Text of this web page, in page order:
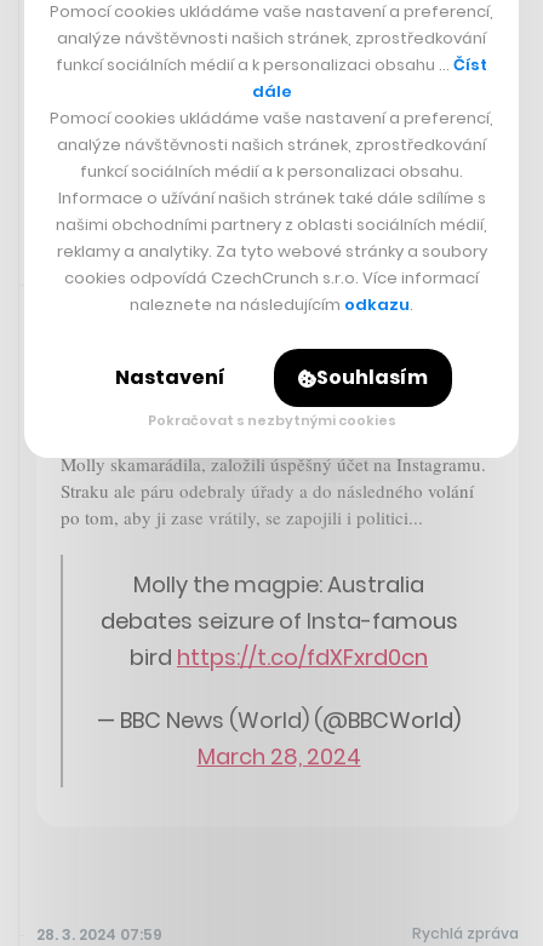
Naproti Štvanické lávce zakotvila
nová Holka. Vyrazit za ní můžete na
skvělé jídlo i tankové Dalešice
SÁRA GOLDBERGEROVÁ
28. 3. 2024 09:13 Sdíleno přes aplikaci Twitter
Vraťte Molly domů! V Austrálii se rozhořela nebývalá
debata a v jejím centru je straka Molly. Tu jako ptáče
zachránili lidé, kteří z ní udělali svého domácího
mazlíčka, a dokonce jí a svému psovi, se kterým se
Molly skamarádila, založili úspěšný účet na Instagramu.
Straku ale páru odebraly úřady a do následného volání
po tom, aby ji zase vrátily, se zapojili i politici...
Molly the magpie: Australia
debates seizure of Insta-famous
bird https://t.co/fdXFxrd0cn
— BBC News (World) (@BBCWorld)
March 28, 2024
28. 3. 2024 07:59 Rychlá zpráva
Pomocí cookies ukládáme vaše nastavení a preferencí,
analýze návštěvnosti našich stránek, zprostředkování
funkcí sociálních médií a k personalizaci obsahu … Číst
dále
Pomocí cookies ukládáme vaše nastavení a preferencí,
analýze návštěvnosti našich stránek, zprostředkování
funkcí sociálních médií a k personalizaci obsahu.
Informace o užívání našich stránek také dále sdílíme s
našimi obchodními partnery z oblasti sociálních médií,
reklamy a analytiky. Za tyto webové stránky a soubory
cookies odpovídá CzechCrunch s.r.o. Více informací
naleznete na následujícím odkazu.
Nastavení Souhlasím
Pokračovat s nezbytnými cookies